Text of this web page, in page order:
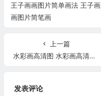
王子画画图片简单画法 王子画
画图片简笔画
上一篇
水彩画高清图 水彩画高清图片大全
发表评论